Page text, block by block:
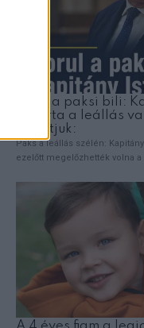
ÉRDEKESSÉG